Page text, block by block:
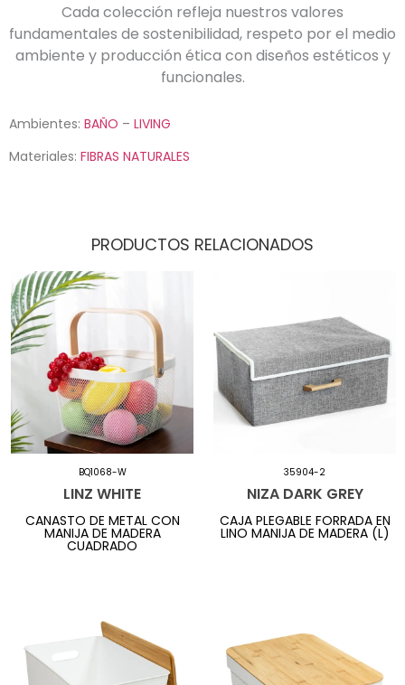
Cada colección refleja nuestros valores
fundamentales de sostenibilidad, respeto por el medio
ambiente y producción ética con diseños estéticos y
funcionales.
Ambientes: BAÑO – LIVING
Materiales: FIBRAS NATURALES
PRODUCTOS RELACIONADOS
BQ1068-W
LINZ WHITE
CANASTO DE METAL CON
MANIJA DE MADERA
CUADRADO
35904-2
NIZA DARK GREY
CAJA PLEGABLE FORRADA EN
LINO MANIJA DE MADERA (L)